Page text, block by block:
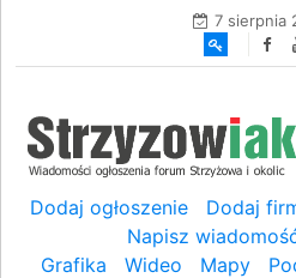
7 sierpnia
Dodaj ogłoszenie Dodaj
Napisz
Grafika
Wideo Mapy